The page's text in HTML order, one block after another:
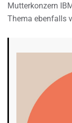
Mutterkonzern
Thema ebenfalls